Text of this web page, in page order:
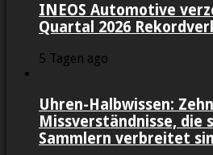
INEOS Automotive
Quartal 2026
5 Tagen ago
Uhren-Halbwissen: Zehn
Missverständnisse, die
Sammlern verbreitet